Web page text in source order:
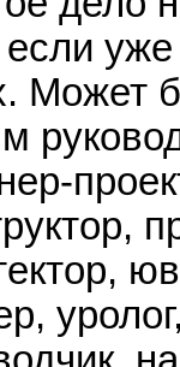
уже
Может